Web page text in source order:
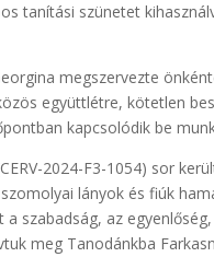
tanítási szünetet
megszervezte
együttlétre, kötetlen
kapcsolódik be
2024-F3-1054) sor
lányok és fiúk
szabadság, az
meg Tanodánkba